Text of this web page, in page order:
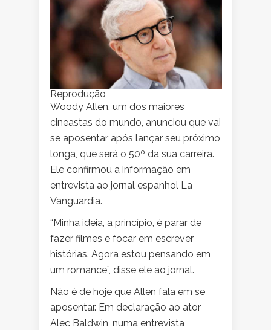
Reprodução
Woody Allen, um dos maiores
cineastas do mundo, anunciou que vai
se aposentar após lançar seu próximo
longa, que será o 50º da sua carreira.
Ele confirmou a informação em
entrevista ao jornal espanhol La
Vanguardia.
“Minha ideia, a princípio, é parar de
fazer filmes e focar em escrever
histórias. Agora estou pensando em
um romance”, disse ele ao jornal.
Não é de hoje que Allen fala em se
aposentar. Em declaração ao ator
Alec Baldwin, numa entrevista